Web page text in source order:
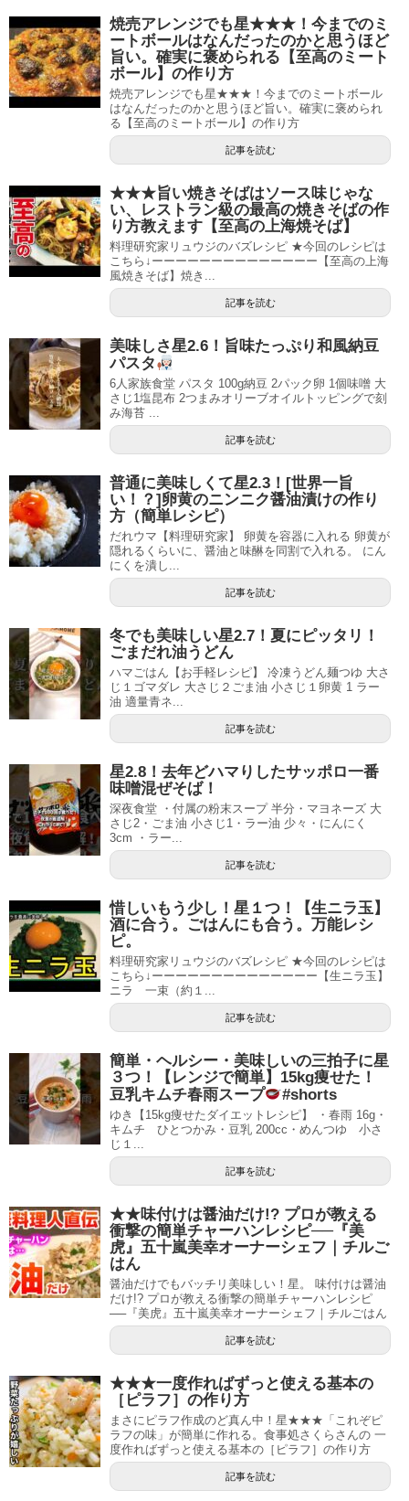
焼売アレンジでも星★★★！今までのミ
ートボールはなんだったのかと思うほど
旨い。確実に褒められる【至高のミート
ボール】の作り方
焼売アレンジでも星★★★！今までのミートボール
はなんだったのかと思うほど旨い。確実に褒められ
る【至高のミートボール】の作り方
記事を読む
★★★旨い焼きそばはソース味じゃな
い、レストラン級の最高の焼きそばの作
り方教えます【至高の上海焼そば】
料理研究家リュウジのバズレシピ ★今回のレシピは
こちら↓ーーーーーーーーーーーーーー【至高の上海
風焼きそば】焼き...
記事を読む
美味しさ星2.6！旨味たっぷり和風納豆
パスタ
6人家族食堂 パスタ 100g納豆 2パック卵 1個味噌 大
さじ1塩昆布 2つまみオリーブオイルトッピングで刻
み海苔 ...
記事を読む
普通に美味しくて星2.3！[世界一旨
い！？]卵黄のニンニク醤油漬けの作り
方（簡単レシピ）
だれウマ【料理研究家】 卵黄を容器に入れる 卵黄が
隠れるくらいに、醤油と味醂を同割で入れる。 にん
にくを潰し...
記事を読む
冬でも美味しい星2.7！夏にピッタリ！
ごまだれ油うどん
ハマごはん【お手軽レシピ】 冷凍うどん麺つゆ 大さ
じ１ゴマダレ 大さじ２ごま油 小さじ１卵黄 1 ラー
油 適量青ネ...
記事を読む
星2.8！去年どハマりしたサッポロ一番
味噌混ぜそば！
深夜食堂 ・付属の粉末スープ 半分・マヨネーズ 大
さじ2・ごま油 小さじ1・ラー油 少々・にんにく
3cm ・ラー...
記事を読む
惜しいもう少し！星１つ！【生ニラ玉】
酒に合う。ごはんにも合う。万能レシ
ピ。
料理研究家リュウジのバズレシピ ★今回のレシピは
こちら↓ーーーーーーーーーーーーーー【生ニラ玉】
ニラ 一束（約１...
記事を読む
簡単・ヘルシー・美味しいの三拍子に星
３つ！【レンジで簡単】15kg痩せた！
豆乳キムチ春雨スープ
#shorts
ゆき【15kg痩せたダイエットレシピ】 ・春雨 16g・
キムチ ひとつかみ・豆乳 200cc・めんつゆ 小さ
じ１...
記事を読む
★★味付けは醤油だけ!? プロが教える
衝撃の簡単チャーハンレシピ──『美
虎』五十嵐美幸オーナーシェフ｜チルご
はん
醤油だけでもバッチリ美味しい！星。 味付けは醤油
だけ!? プロが教える衝撃の簡単チャーハンレシピ
──『美虎』五十嵐美幸オーナーシェフ｜チルごはん
記事を読む
★★★一度作ればずっと使える基本の
［ピラフ］の作り方
まさにピラフ作成のど真ん中！星★★★「これぞピ
ラフの味」が簡単に作れる。食事処さくらさんの 一
度作ればずっと使える基本の［ピラフ］の作り方
記事を読む